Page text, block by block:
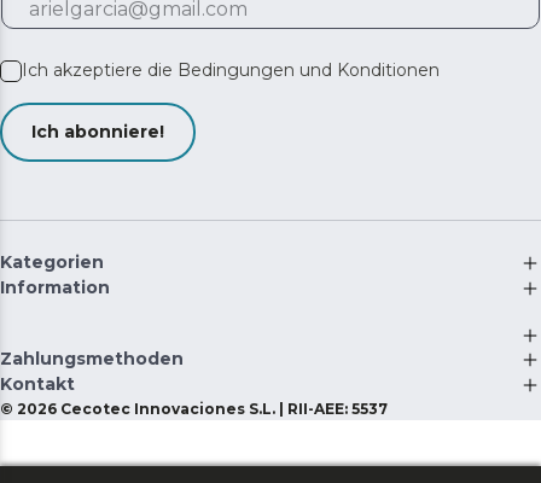
Ich akzeptiere die Bedingungen und Konditionen
Ich abonniere!
Kategorien
Information
Zahlungsmethoden
Kontakt
© 2026 Cecotec Innovaciones S.L. | RII-AEE: 5537